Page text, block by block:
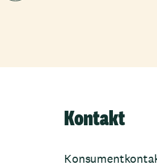
Kontakt